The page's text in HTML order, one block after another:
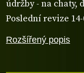
Rozšířený popis
údržby - na chaty,
Poslední revize 14-